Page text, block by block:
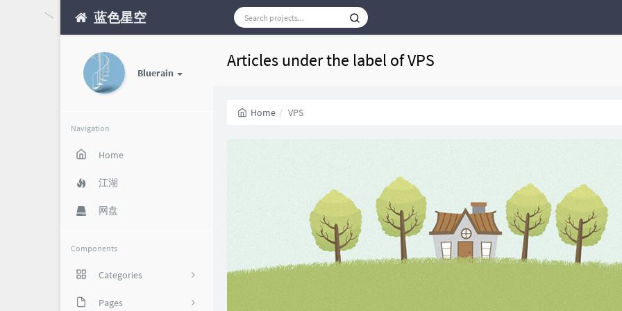
蓝色星空
Bluerain
Navigation
Home
江湖
网盘
Components
Categories
85
攻略福利
Pages
Articles under the label of VPS
Home VPS